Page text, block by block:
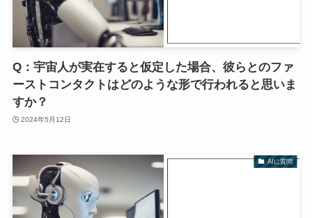
Q：宇宙人が実在すると仮定した場合、彼らとのファ
ーストコンタクトはどのような形で行われると思いま
すか？
2024年5月12日
AIに質問